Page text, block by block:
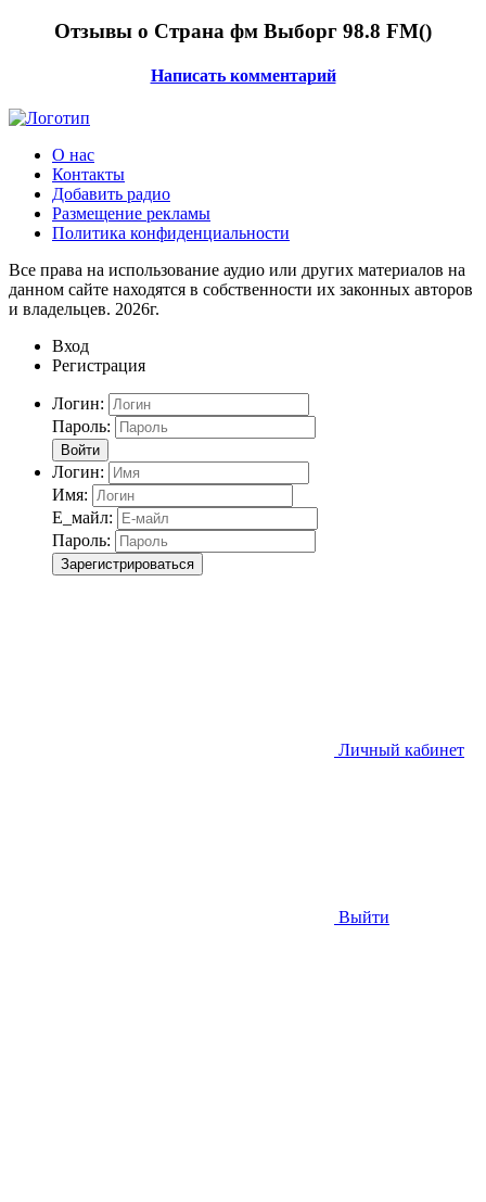
Отзывы о Страна фм Выборг 98.8 FM()
Написать комментарий
О нас
Контакты
Добавить радио
Размещение рекламы
Политика конфиденциальности
Все права на использование аудио или других материалов на
данном сайте находятся в собственности их законных авторов
и владельцев. 2026г.
Вход
Регистрация
Логин:
Пароль:
Войти
Логин:
Имя:
Е_майл:
Пароль:
Зарегистрироваться
Личный кабинет
Выйти